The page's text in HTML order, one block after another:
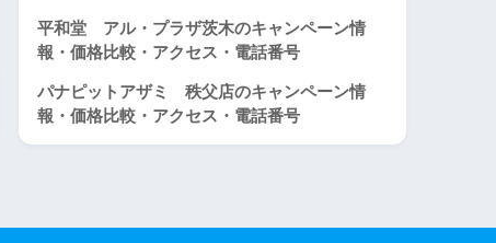
平和堂 アル・プラザ茨木のキャンペーン情
報・価格比較・アクセス・電話番号
パナピットアザミ 秩父店のキャンペーン情
報・価格比較・アクセス・電話番号